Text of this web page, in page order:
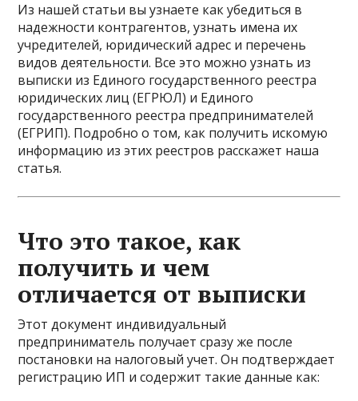
Из нашей статьи вы узнаете как убедиться в
надежности контрагентов, узнать имена их
учредителей, юридический адрес и перечень
видов деятельности. Все это можно узнать из
выписки из Единого государственного реестра
юридических лиц (ЕГРЮЛ) и Единого
государственного реестра предпринимателей
(ЕГРИП). Подробно о том, как получить искомую
информацию из этих реестров расскажет наша
статья.
Что это такое, как
получить и чем
отличается от выписки
Этот документ индивидуальный
предприниматель получает сразу же после
постановки на налоговый учет. Он подтверждает
регистрацию ИП и содержит такие данные как: